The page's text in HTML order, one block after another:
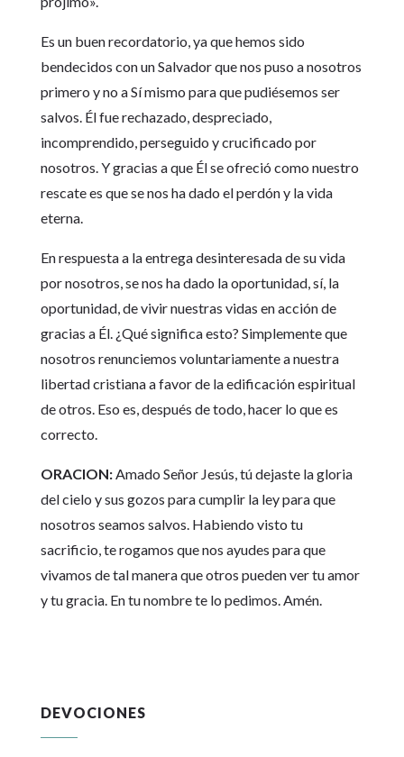
Es un buen recordatorio, ya que hemos sido
bendecidos con un Salvador que nos puso a nosotros
primero y no a Sí mismo para que pudiésemos ser
salvos. Él fue rechazado, despreciado,
incomprendido, perseguido y crucificado por
nosotros. Y gracias a que Él se ofreció como nuestro
rescate es que se nos ha dado el perdón y la vida
eterna.
En respuesta a la entrega desinteresada de su vida
por nosotros, se nos ha dado la oportunidad, sí, la
oportunidad, de vivir nuestras vidas en acción de
gracias a Él. ¿Qué significa esto? Simplemente que
nosotros renunciemos voluntariamente a nuestra
libertad cristiana a favor de la edificación espiritual
de otros. Eso es, después de todo, hacer lo que es
correcto.
ORACION:Amado Señor Jesús, tú dejaste la gloria
del cielo y sus gozos para cumplir la ley para que
nosotros seamos salvos. Habiendo visto tu
sacrificio, te rogamos que nos ayudes para que
vivamos de tal manera que otros pueden ver tu amor
y tu gracia. En tu nombre te lo pedimos. Amén.
DEVOCIONES